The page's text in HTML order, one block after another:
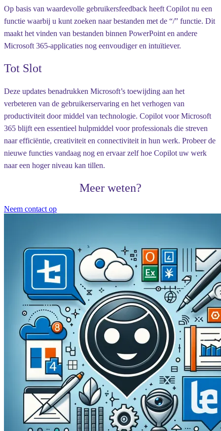
Op basis van waardevolle gebruikersfeedback heeft Copilot nu een
functie waarbij u kunt zoeken naar bestanden met de “/” functie. Dit
maakt het vinden van bestanden binnen PowerPoint en andere
Microsoft 365-applicaties nog eenvoudiger en intuïtiever.
Tot Slot
Deze updates benadrukken Microsoft’s toewijding aan het
verbeteren van de gebruikerservaring en het verhogen van
productiviteit door middel van technologie. Copilot voor Microsoft
365 blijft een essentieel hulpmiddel voor professionals die streven
naar efficiëntie, creativiteit en connectiviteit in hun werk. Probeer de
nieuwe functies vandaag nog en ervaar zelf hoe Copilot uw werk
naar een hoger niveau kan tillen.
Meer weten?
Neem contact op